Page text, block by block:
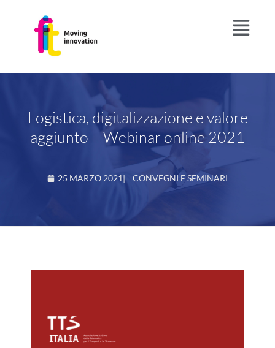
Logistica, digitalizzazione e valore
aggiunto – Webinar online 2021
25 MARZO 2021| CONVEGNI E SEMINARI